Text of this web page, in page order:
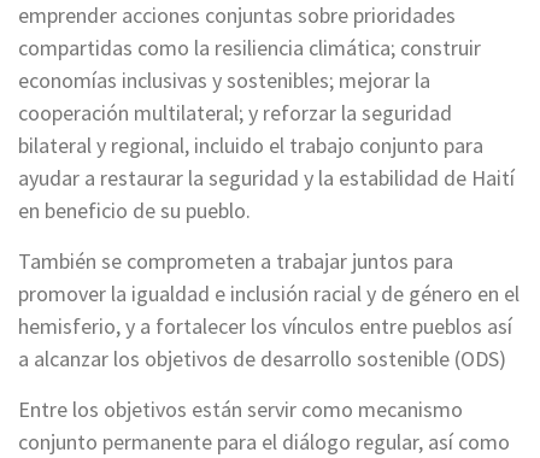
emprender acciones conjuntas sobre prioridades
compartidas como la resiliencia climática; construir
economías inclusivas y sostenibles; mejorar la
cooperación multilateral; y reforzar la seguridad
bilateral y regional, incluido el trabajo conjunto para
ayudar a restaurar la seguridad y la estabilidad de Haití
en beneficio de su pueblo.
También se comprometen a trabajar juntos para
promover la igualdad e inclusión racial y de género en el
hemisferio, y a fortalecer los vínculos entre pueblos así
a alcanzar los objetivos de desarrollo sostenible (ODS)
Entre los objetivos están servir como mecanismo
conjunto permanente para el diálogo regular, así como